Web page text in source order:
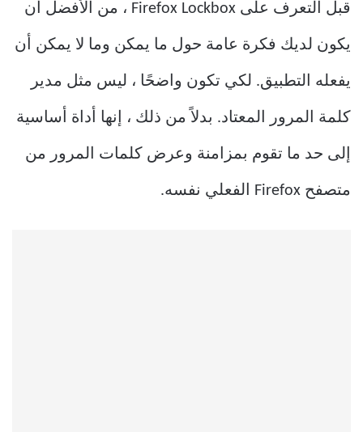
قبل التعرف على Firefox Lockbox ، من الأفضل أن
يكون لديك فكرة عامة حول ما يمكن وما لا يمكن أن
يفعله التطبيق. لكي تكون واضحًا ، ليس مثل مدير
كلمة المرور المعتاد. بدلاً من ذلك ، إنها أداة أساسية
إلى حد ما تقوم بمزامنة وعرض كلمات المرور من
متصفح Firefox الفعلي نفسه.